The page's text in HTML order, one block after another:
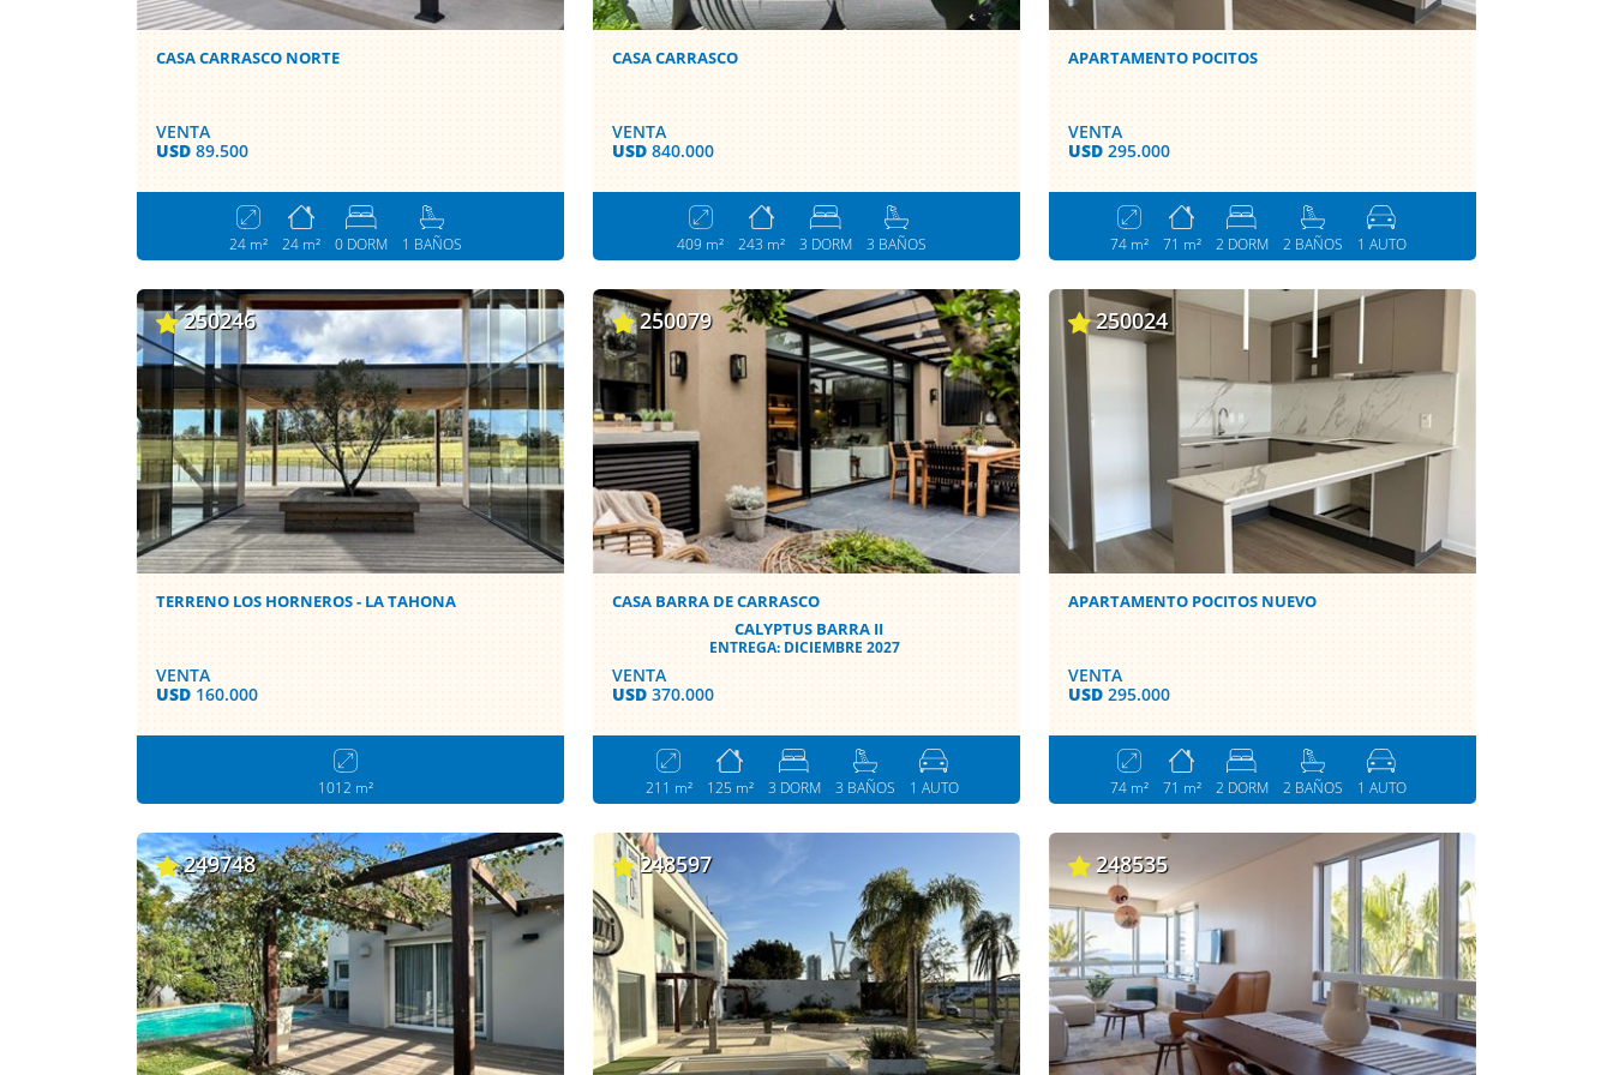
CASA CARRASCO NORTE
VENTA
USD 89.500
24 m² 24 m² 0 DORM 1 BAÑOS
CASA CARRASCO
VENTA
USD 840.000
409 m² 243 m² 3 DORM 3 BAÑOS
APARTAMENTO POCITOS
VENTA
USD 295.000
74 m² 71 m² 2 DORM 2 BAÑOS 1 AUTO
250246
TERRENO LOS HORNEROS - LA TAHONA
VENTA
USD 160.000
1012 m²
250079
CASA BARRA DE CARRASCO
CALYPTUS BARRA II
ENTREGA: DICIEMBRE 2027
VENTA
USD 370.000
211 m² 125 m² 3 DORM 3 BAÑOS 1 AUTO
250024
APARTAMENTO POCITOS NUEVO
VENTA
USD 295.000
74 m² 71 m² 2 DORM 2 BAÑOS 1 AUTO
249748 248597 248535